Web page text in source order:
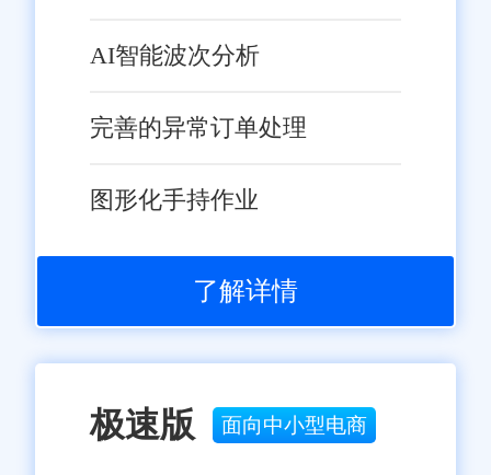
AI智能波次分析
完善的异常订单处理
图形化手持作业
了解详情
极速版 面向中小型电商